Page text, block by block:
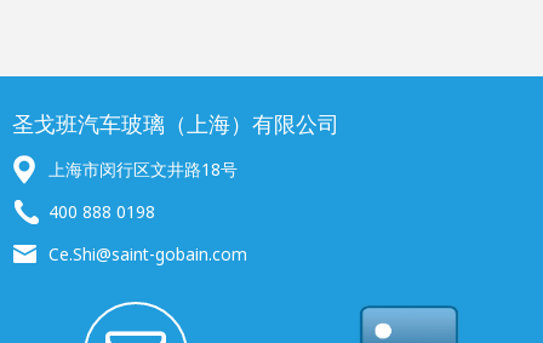
圣戈班汽车玻璃（上海）有限公司
上海市闵行区文井路18号
400 888 0198
Ce.Shi@saint-gobain.com